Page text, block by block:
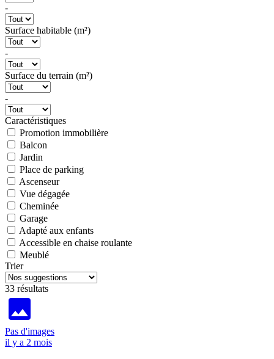
-
Surface habitable (m²)
-
Surface du terrain (m²)
-
Caractéristiques
Promotion immobilière
Balcon
Jardin
Place de parking
Ascenseur
Vue dégagée
Cheminée
Garage
Adapté aux enfants
Accessible en chaise roulante
Meublé
Trier
33 résultats
Pas d'images
il y a 2 mois